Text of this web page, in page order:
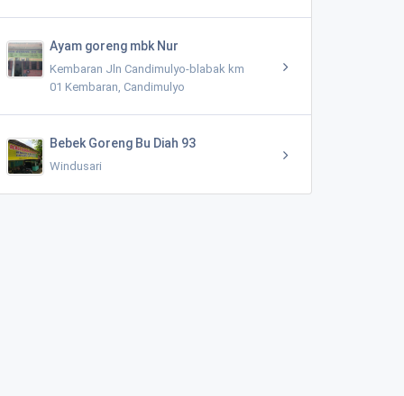
Ayam goreng mbk Nur
Kembaran Jln Candimulyo-blabak km
01 Kembaran, Candimulyo
Bebek Goreng Bu Diah 93
Windusari